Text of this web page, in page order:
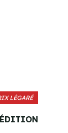
LÉGARÉ